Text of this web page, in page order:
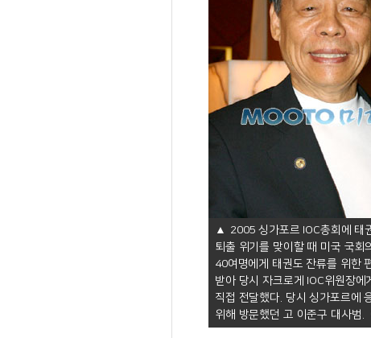
2005 싱가포르 IOC총회에 태
퇴출 위기를 맞이할 때 미국 국회
40여명에게 태권도 잔류를 위한
받아 당시 자크로게 IOC위원장에
직접 전달했다. 당시 싱가포르에
위해 방문했던 고 이준구 대사범.